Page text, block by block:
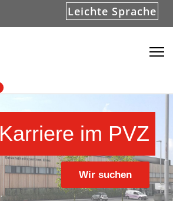
Leichte Sprache
Karriere im PVZ
Wir suchen